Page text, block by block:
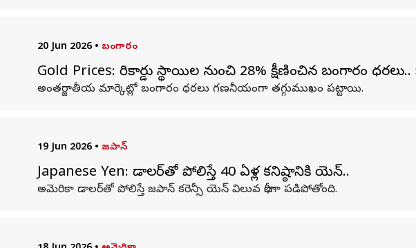
20 Jun 2026 • బంగారం
Gold Prices: రికార్డు స్థాయిల నుంచి 28% క్షీణించిన బంగారం
అంతర్జాతీయ మార్కెట్లో బంగారం ధరలు గణనీయంగా తగ్గుముఖం పట్టాయి.
19 Jun 2026 • జపాన్
Japanese Yen: డాలర్‌తో పోలిస్తే 40 ఏళ్ల కనిష్ఠానికి యెన్..
అమెరికా డాలర్‌తో పోలిస్తే జపాన్ కరెన్సీ యెన్ విలువ భారీగా పడిపోతోంది.